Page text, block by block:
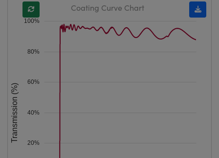
20%
40%
60%
80%
100%
Transmission (%)
Coating Curve Chart